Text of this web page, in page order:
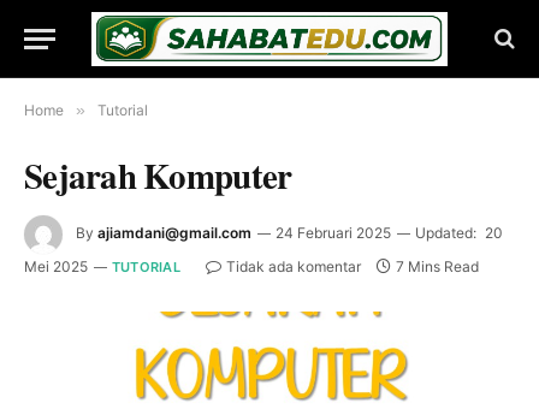
Home » Tutorial
Sejarah Komputer
By ajiamdani@gmail.com 24 Februari 2025 Updated: 20
Mei 2025
TUTORIAL Tidak ada komentar 7 Mins Read